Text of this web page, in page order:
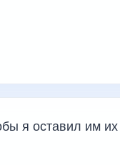
я оставил им их